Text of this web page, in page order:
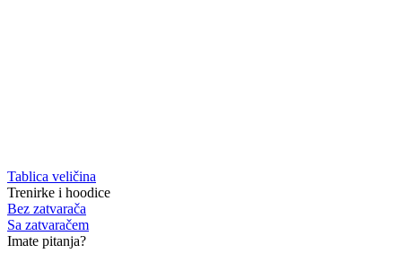
Tablica veličina
Trenirke i hoodice
Bez zatvarača
Sa zatvaračem
Imate pitanja?